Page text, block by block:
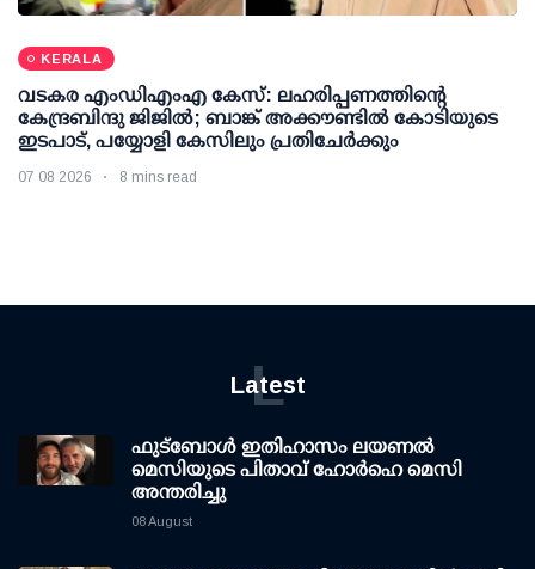
KERALA
വടകര എംഡിഎംഎ കേസ്: ലഹരിപ്പണത്തിന്റെ
കേന്ദ്രബിന്ദു ജിജില്‍; ബാങ്ക് അക്കൗണ്ടില്‍ കോടിയുടെ
ഇടപാട്, പയ്യോളി കേസിലും പ്രതിചേര്‍ക്കും
07 08 2026 8 mins read
Latest
L
ഫുട്ബോൾ ഇതിഹാസം ലയണൽ
മെസിയുടെ പിതാവ് ഹോർഹെ മെസി
അന്തരിച്ചു
08 August